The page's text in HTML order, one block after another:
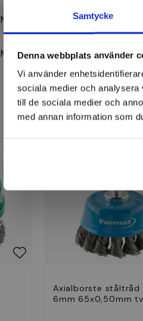
Samtycke
Denna webbplats använder
Vi använder
sociala medier och
till de sociala medier och
med annan information som
Mkt. lämplig
Mkt. lämplig
Axialborste ståltråd
6mm 65x0,50mm